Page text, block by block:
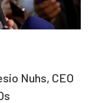
Nuhs, CEO